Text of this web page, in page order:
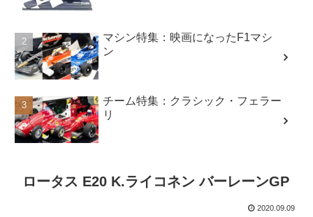
マシン特集：映画になったF1マシ
ン
チーム特集：クラシック・フェラー
リ
ロータス E20 K.ライコネン バーレーンGP
2020.09.09